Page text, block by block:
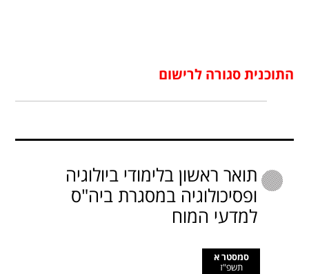
התוכנית סגורה לרישום
תואר ראשון בלימודי ביולוגיה
ופסיכולוגיה במסגרת ביה"ס
למדעי המוח
סמסטר א
תשפ"ז